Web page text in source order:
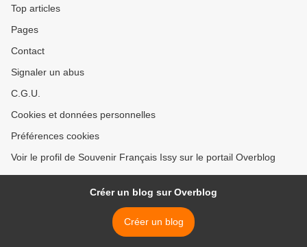
Top articles
Pages
Contact
Signaler un abus
C.G.U.
Cookies et données personnelles
Préférences cookies
Voir le profil de Souvenir Français Issy sur le portail Overblog
Créer un blog sur Overblog
Créer un blog